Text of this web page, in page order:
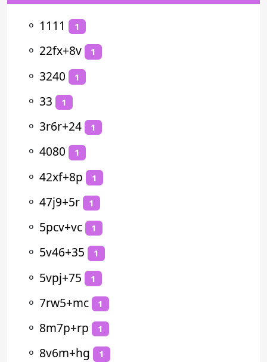
⚬ 1111 1
⚬ 22fx+8v 1
⚬ 3240 1
⚬ 33 1
⚬ 3r6r+24 1
⚬ 4080 1
⚬ 42xf+8p 1
⚬ 47j9+5r 1
⚬ 5pcv+vc 1
⚬ 5v46+35 1
⚬ 5vpj+75 1
⚬ 7rw5+mc 1
⚬ 8m7p+rp 1
⚬ 8v6m+hg 1